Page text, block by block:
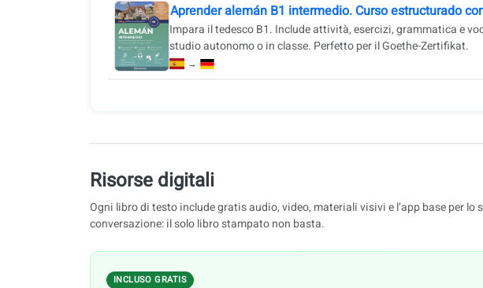
Aprender alemán B1 intermedio. Curso estructurado
Impara il tedesco B1. Include attività, esercizi, grammatica e
studio autonomo o in classe. Perfetto per il Goethe-Zertifikat.
→
Risorse digitali
Ogni libro di testo include gratis audio, video, materiali visivi e l’app base per
conversazione: il solo libro stampato non basta.
INCLUSO GRATIS